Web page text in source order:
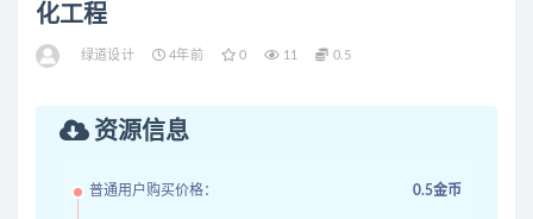
化工程
绿道设计 4年前 0 11 0.5
资源信息
普通用户购买价格： 0.5金币